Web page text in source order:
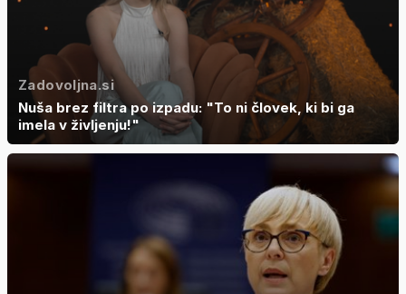
Zadovoljna.si
Nuša brez filtra po izpadu: "To ni človek, ki bi ga
imela v življenju!"